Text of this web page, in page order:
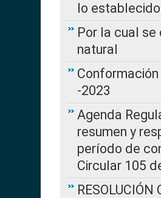
lo
Por la cual
natural
-2023
Agenda
resumen y
período de
Circular 105